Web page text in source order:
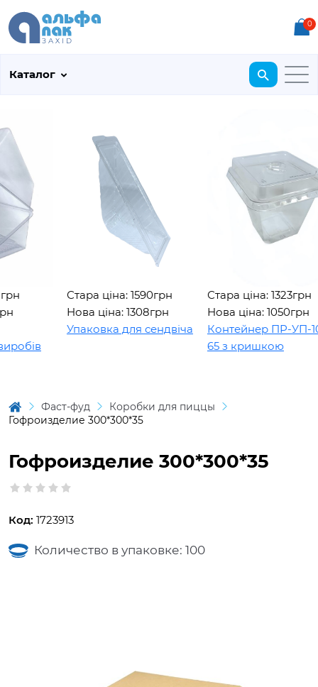
0
Каталог
Стара ціна: 1590грн
Нова ціна: 1308грн
Упаковка для сендвіча
Стара ціна: 1323грн
Нова ціна: 1050грн
Контейнер ПР-УП-
65 з кришкою
Фаст-фуд
Коробки для пиццы
Гофроизделие 300*300*35
Гофроизделие 300*300*35
Код: 1723913
Количество в упаковке: 100